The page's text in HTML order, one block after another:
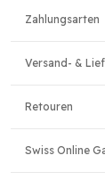
Zahlungsarten
Versand- &
Retouren
Swiss Online